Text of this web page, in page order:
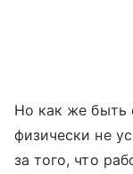
Но как же быть
физически не
за того, что